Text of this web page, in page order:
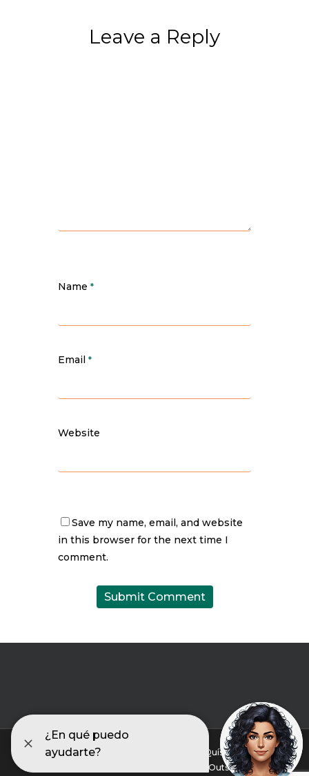
Leave a Reply
Name *
Email *
Website
Save my name, email, and website
in this browser for the next time I
comment.
© 2026 Asociación Galega de Fibrosis Quística. |
Diseño web Outsiders ⚡